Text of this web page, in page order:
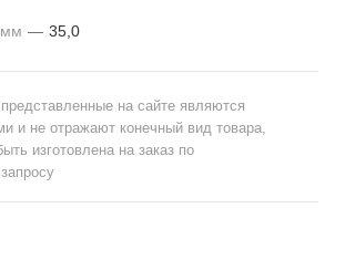
мм — 35,0
на сайте являются
и не отражают конечный вид товара,
изготовлена на заказ по